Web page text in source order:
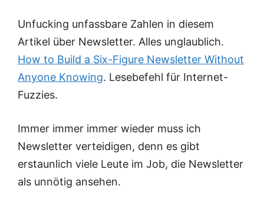
Unfucking unfassbare Zahlen in diesem
Artikel über Newsletter. Alles unglaublich.
How to Build a Six-Figure Newsletter Without
Anyone Knowing. Lesebefehl für Internet-
Fuzzies.
Immer immer immer wieder muss ich
Newsletter verteidigen, denn es gibt
erstaunlich viele Leute im Job, die Newsletter
als unnötig ansehen.